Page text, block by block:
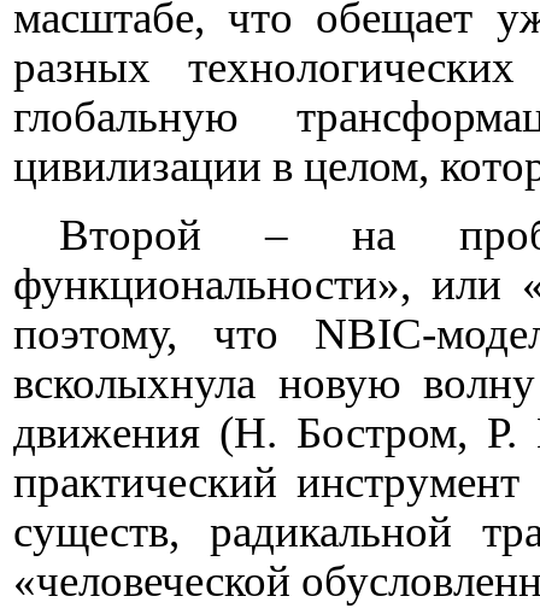
масштабе, что обещает
разных
глобальную
цивилизации в целом,
Второй – на
функциональности», или
поэтому, что NBIC-
всколыхнула новую волну
движения (Н. Бостром,
практический
существ, радикальной
«человеческой